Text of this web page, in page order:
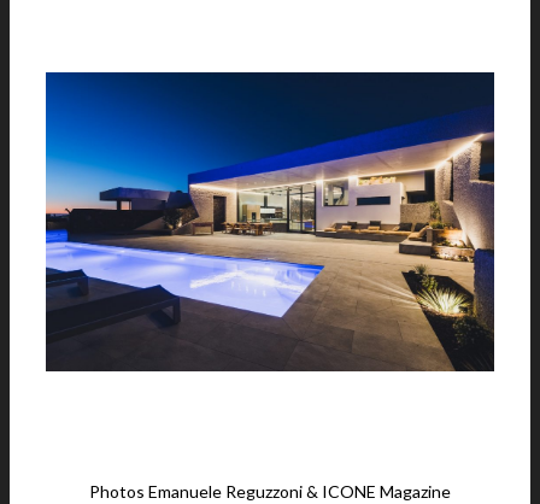
Photos Emanuele Reguzzoni & ICONE Magazine